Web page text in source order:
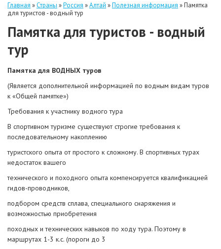
Главная »Страны »Россия »Алтай »Полезная информация »Памятка
для туристов - водный тур
Памятка для туристов - водный
тур
Памятка для ВОДНЫХ туров
(Является дополнительной информацией по водным видам туров
к «Общей памятке»)
Требования к участнику водного тура
В спортивном туризме существуют строгие требования к
последовательному накоплению
туристского опыта от простого к сложному. В спортивных турах
недостаток вашего
технического и походного опыта компенсируется квалификацией
гидов-проводников,
подбором средств сплава, специального снаряжения и
возможностью приобретения
походных и технических навыков по ходу тура. Поэтому в
маршрутах 1-3 к.с. (пороги до 3